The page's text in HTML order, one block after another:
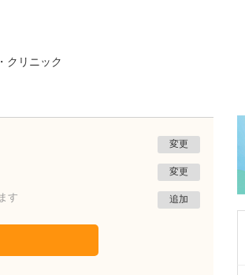
クリニック
変更
変更
す 追加